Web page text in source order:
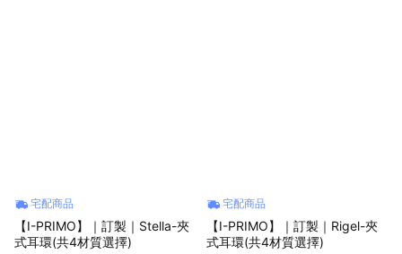
宅配商品
【I-PRIMO】｜訂製｜Stella-夾
式耳環(共4材質選擇)
宅配商品
【I-PRIMO】｜訂製｜Rigel-夾
式耳環(共4材質選擇)